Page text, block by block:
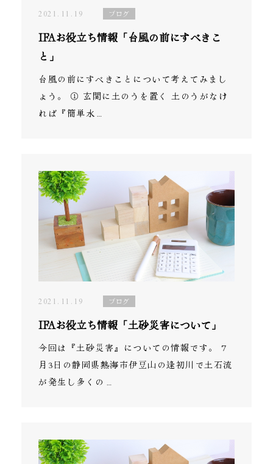
2021.11.19 ブログ
IFAお役立ち情報「台風の前にすべきこ
と」
台風の前にすべきことについて考えてみまし
ょう。 ① 玄関に土のうを置く 土のうがなけ
れば『簡単水…
2021.11.19 ブログ
IFAお役立ち情報「土砂災害について」
今回は『土砂災害』についての情報です。 7
月3日の静岡県熱海市伊豆山の逢初川で土石流
が発生し多くの…